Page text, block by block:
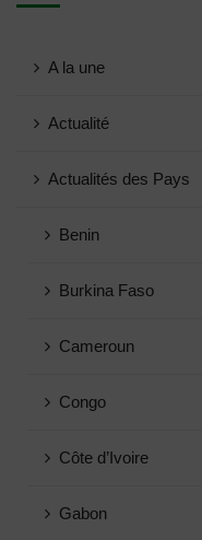
A la une
Actualité
Actualités des Pays
Benin
Burkina Faso
Cameroun
Congo
Côte d’Ivoire
Gabon